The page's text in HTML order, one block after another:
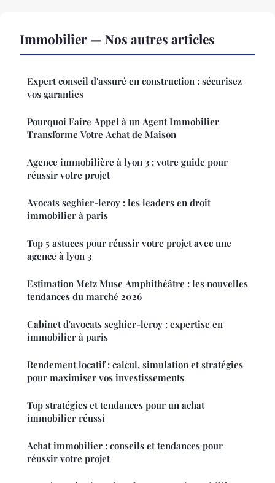
Immobilier — Nos autres articles
Expert conseil d'assuré en construction : sécurisez
vos garanties
Pourquoi Faire Appel à un Agent Immobilier
Transforme Votre Achat de Maison
Agence immobilière à lyon 3 : votre guide pour
réussir votre projet
Avocats seghier-leroy : les leaders en droit
immobilier à paris
Top 5 astuces pour réussir votre projet avec une
agence à lyon 3
Estimation Metz Muse Amphithéâtre : les nouvelles
tendances du marché 2026
Cabinet d'avocats seghier-leroy : expertise en
immobilier à paris
Rendement locatif : calcul, simulation et stratégies
pour maximiser vos investissements
Top stratégies et tendances pour un achat
immobilier réussi
Achat immobilier : conseils et tendances pour
réussir votre projet